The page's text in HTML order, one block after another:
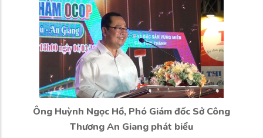
Ông Huỳnh Ngọc Hồ, Phó Giám đốc Sở Công
Thương An Giang phát biểu